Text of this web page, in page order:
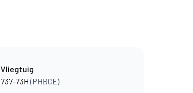
Vliegtuig
737-73H(PHBCE)